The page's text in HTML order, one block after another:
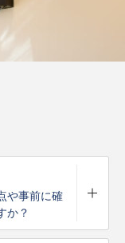
や事前に確
か？